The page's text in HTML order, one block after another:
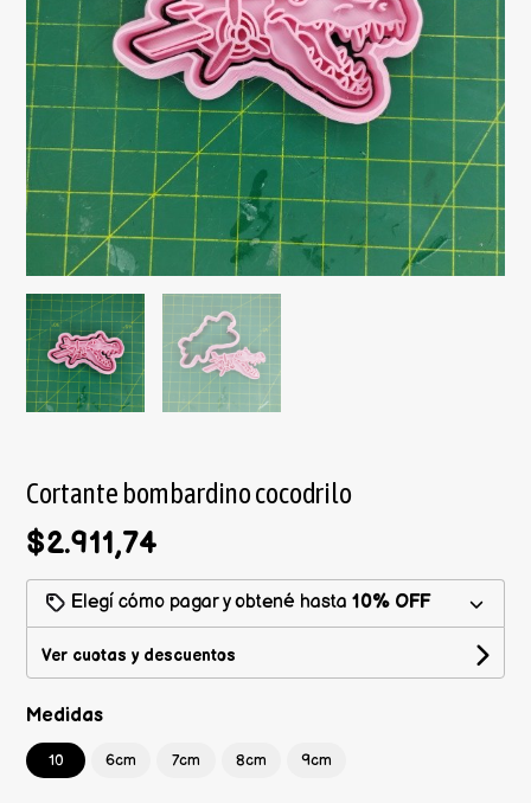
Cortante bombardino cocodrilo
$2.911,74
Elegí cómo pagar y obtené hasta10% OFF
Ver cuotas y descuentos
Medidas
10 6cm 7cm 8cm 9cm